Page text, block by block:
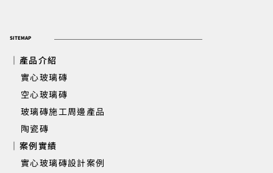
SITEMAP
｜產品介紹
實心玻璃磚
​ 空心玻璃磚
玻璃磚施工周邊產品
陶瓷磚
｜案例實績
實心玻璃磚設計案例